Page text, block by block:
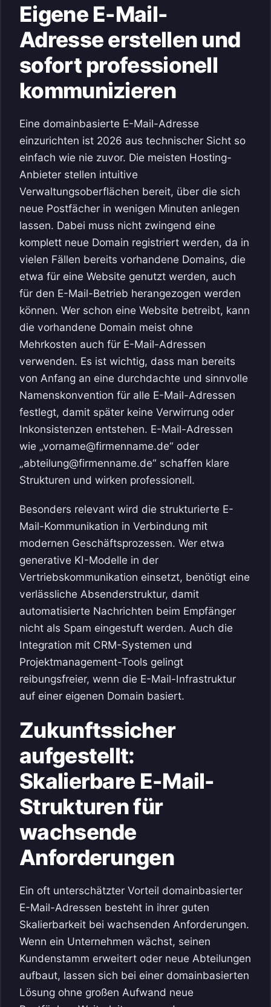
Eigene E-Mail-
Adresse erstellen und
sofort professionell
kommunizieren
Eine domainbasierte E-Mail-Adresse
einzurichten ist 2026 aus technischer Sicht so
einfach wie nie zuvor. Die meisten Hosting-
Anbieter stellen intuitive
Verwaltungsoberflächen bereit, über die sich
neue Postfächer in wenigen Minuten anlegen
lassen. Dabei muss nicht zwingend eine
komplett neue Domain registriert werden, da in
vielen Fällen bereits vorhandene Domains, die
etwa für eine Website genutzt werden, auch
für den E-Mail-Betrieb herangezogen werden
können. Wer schon eine Website betreibt, kann
die vorhandene Domain meist ohne
Mehrkosten auch für E-Mail-Adressen
verwenden. Es ist wichtig, dass man bereits
von Anfang an eine durchdachte und sinnvolle
Namenskonvention für alle E-Mail-Adressen
festlegt, damit später keine Verwirrung oder
Inkonsistenzen entstehen. E-Mail-Adressen
wie „vorname@firmenname.de“ oder
„abteilung@firmenname.de“ schaffen klare
Strukturen und wirken professionell.
Besonders relevant wird die strukturierte E-
Mail-Kommunikation in Verbindung mit
modernen Geschäftsprozessen. Wer etwa
generative KI-Modelle in der
Vertriebskommunikation einsetzt, benötigt eine
verlässliche Absenderstruktur, damit
automatisierte Nachrichten beim Empfänger
nicht als Spam eingestuft werden. Auch die
Integration mit CRM-Systemen und
Projektmanagement-Tools gelingt
reibungsfreier, wenn die E-Mail-Infrastruktur
auf einer eigenen Domain basiert.
Zukunftssicher
aufgestellt:
Skalierbare E-Mail-
Strukturen für
wachsende
Anforderungen
Ein oft unterschätzter Vorteil domainbasierter
E-Mail-Adressen besteht in ihrer guten
Skalierbarkeit bei wachsenden Anforderungen.
Wenn ein Unternehmen wächst, seinen
Kundenstamm erweitert oder neue Abteilungen
aufbaut, lassen sich bei einer domainbasierten
Lösung ohne großen Aufwand neue